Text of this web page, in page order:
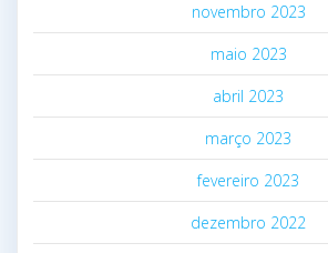
novembro 2023
maio 2023
abril 2023
março 2023
fevereiro 2023
dezembro 2022